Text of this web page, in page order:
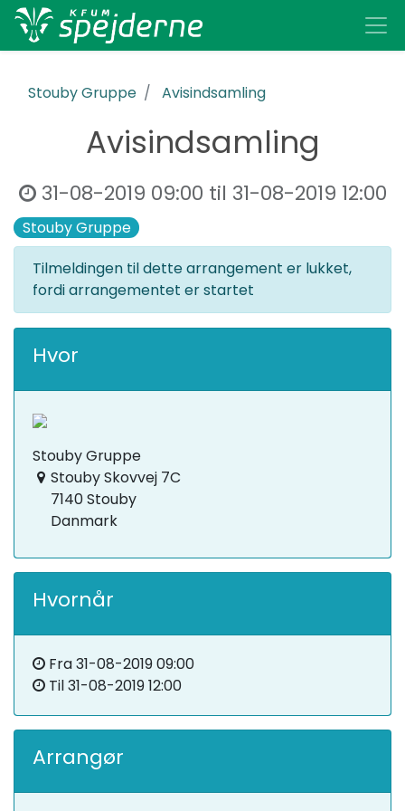
Stouby Gruppe Avisindsamling
Avisindsamling
31-08-2019 09:00 til 31-08-2019 12:00
Stouby Gruppe
Tilmeldingen til dette arrangement er lukket,
fordi arrangementet er startet
Hvor
Stouby Gruppe
Stouby Skovvej 7C
7140 Stouby
Danmark
Hvornår
Fra31-08-2019 09:00
Til31-08-2019 12:00
Arrangør